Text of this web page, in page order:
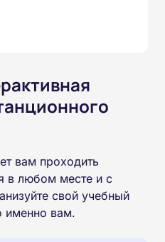
вам проходить
в любом месте и с
свой учебный
именно вам.